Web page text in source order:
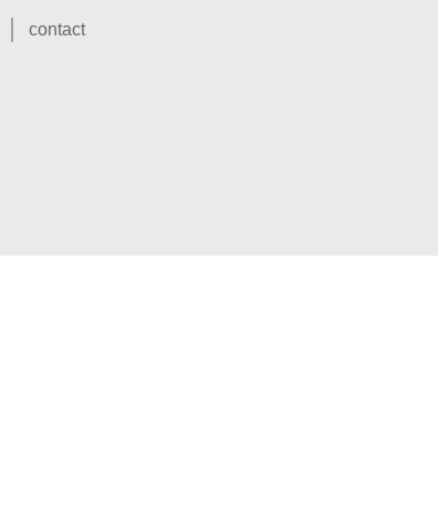
contact